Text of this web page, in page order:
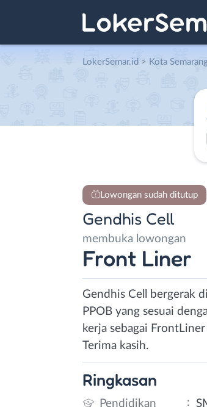
LokerSemar.id > Kota Semarang
Lowongan sudah ditutup
Gendhis Cell
membuka lowongan
Front Liner
Gendhis Cell bergerak
PPOB yang sesuai
kerja sebagai
Terima kasih.
Ringkasan
Pendidikan :